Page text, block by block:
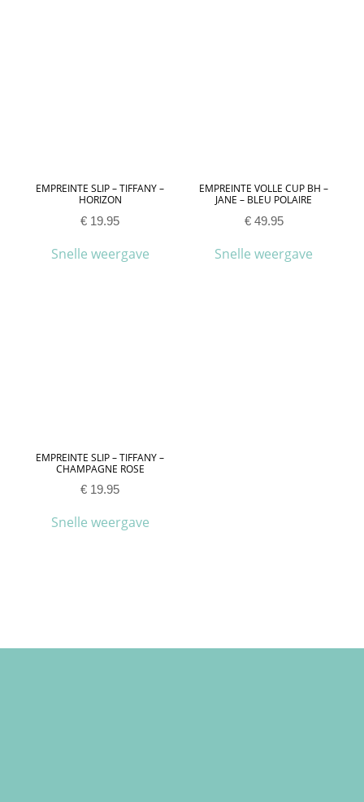
EMPREINTE SLIP – TIFFANY –
HORIZON
€ 19.95
Snelle weergave
EMPREINTE VOLLE CUP BH –
JANE – BLEU POLAIRE
€49.95
Snelle weergave
EMPREINTE SLIP – TIFFANY –
CHAMPAGNE ROSE
€ 19.95
Snelle weergave